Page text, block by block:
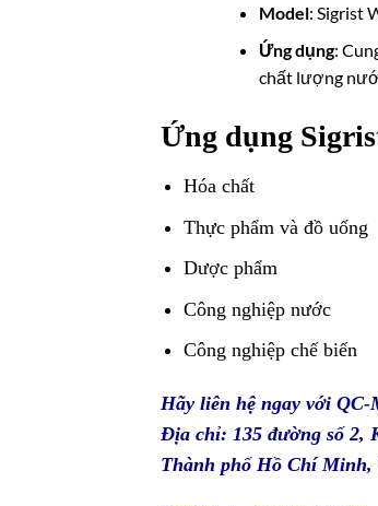
Model: Sigrist
Ứng dụng:
chất lượng
Ứng dụng
Hóa chất
Thực phẩm và đồ uống
Dược phẩm
Công nghiệp nước
Công nghiệp chế biến
Hãy liên hệ ngay với QC-
Địa chỉ: 135 đường số 2,
Thành phố Hồ Chí Minh,